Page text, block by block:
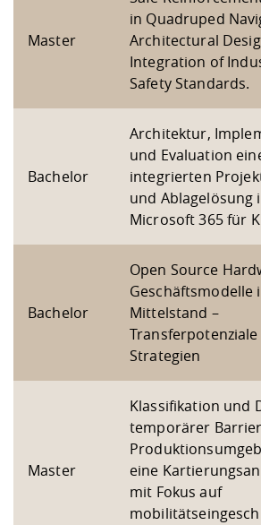
Master
in Quadruped
Architectural
Integration of
Safety Standards.
Bachelor
Architektur,
und Evaluation
integrierten
und Ablagelösung
Microsoft 365 für
Bachelor
Open Source
Geschäftsmodelle
Mittelstand –
Strategien
Master
Klassifikation und
temporärer
eine
mit Fokus auf